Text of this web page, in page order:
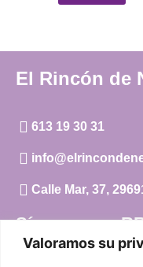
Valoramos su
El Rincón de
613 19 30 31
Calle Mar, 37,
Síguenos en